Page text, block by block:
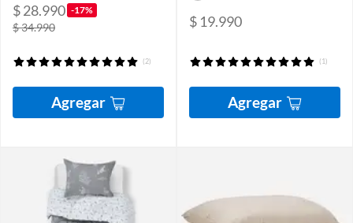
$ 28.990 -17%
$ 34.990
(2)
Agregar
$ 19.990
(1)
Agregar